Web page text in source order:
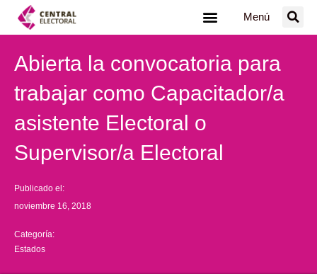
Menú
Abierta la convocatoria para
trabajar como Capacitador/a
asistente Electoral o
Supervisor/a Electoral
Publicado el:
noviembre 16, 2018
Categoría:
Estados